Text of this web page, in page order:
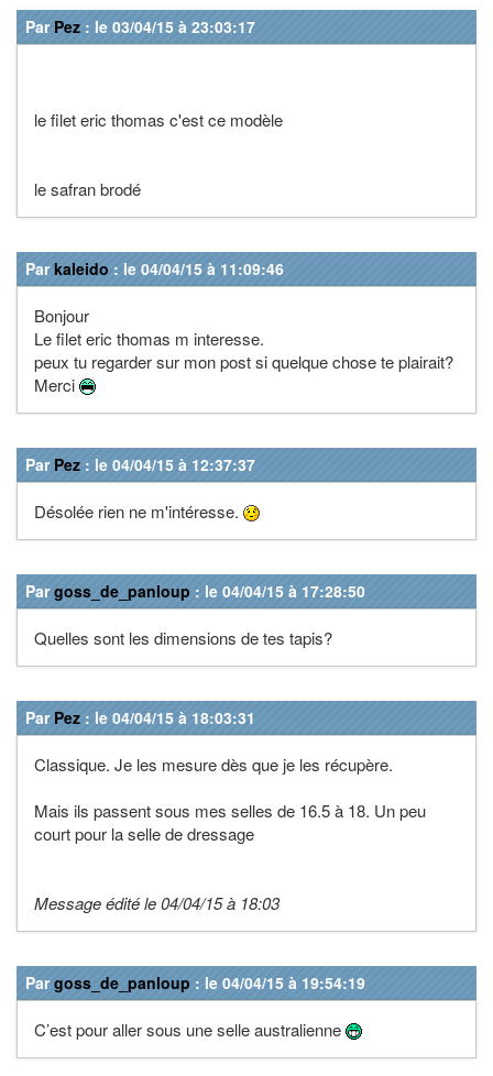
Par Pez : le 03/04/15 à 23:03:17
le filet eric thomas c'est ce modèle
le safran brodé
Parkaleido : le 04/04/15 à 11:09:46
Bonjour
Le filet eric thomas m interesse.
peux tu regarder sur mon post si quelque chose te plairait?
Merci
Par Pez : le 04/04/15 à 12:37:37
Désolée rien ne m'intéresse.
Pargoss_de_panloup : le 04/04/15 à 17:28:50
Quelles sont les dimensions de tes tapis?
Par Pez : le 04/04/15 à 18:03:31
Classique. Je les mesure dès que je les récupère.
Mais ils passent sous mes selles de 16.5 à 18. Un peu
court pour la selle de dressage
Message édité le 04/04/15 à 18:03
Pargoss_de_panloup : le 04/04/15 à 19:54:19
C’est pour aller sous une selle australienne